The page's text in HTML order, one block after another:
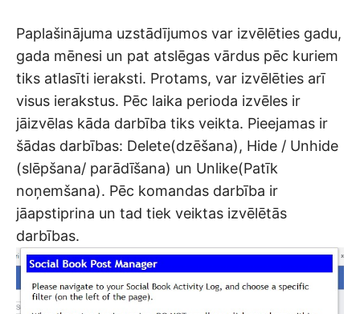
Paplašinājuma uzstādījumos var izvēlēties gadu,
gada mēnesi un pat atslēgas vārdus pēc kuriem
tiks atlasīti ieraksti. Protams, var izvēlēties arī
visus ierakstus. Pēc laika perioda izvēles ir
jāizvēlas kāda darbība tiks veikta. Pieejamas ir
šādas darbības: Delete(dzēšana), Hide / Unhide
(slēpšana/ parādīšana) un Unlike(Patīk
noņemšana). Pēc komandas darbība ir
jāapstiprina un tad tiek veiktas izvēlētās
darbības.